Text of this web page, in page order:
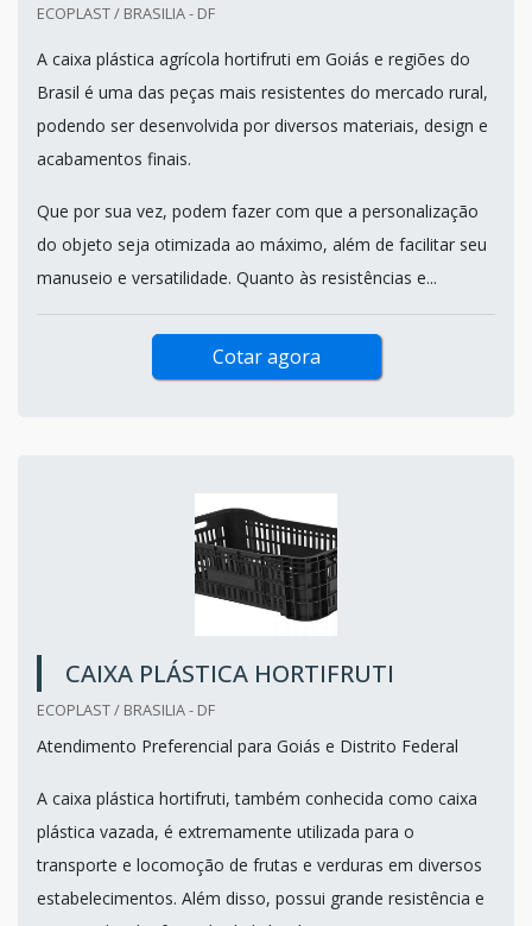
ECOPLAST / BRASILIA - DF
A caixa plástica agrícola hortifruti em Goiás e regiões do
Brasil é uma das peças mais resistentes do mercado rural,
podendo ser desenvolvida por diversos materiais, design e
acabamentos finais.
Que por sua vez, podem fazer com que a personalização
do objeto seja otimizada ao máximo, além de facilitar seu
manuseio e versatilidade. Quanto às resistências e...
Cotar agora
CAIXA PLÁSTICA HORTIFRUTI
ECOPLAST / BRASILIA - DF
Atendimento Preferencial para Goiás e Distrito Federal
A caixa plástica hortifruti, também conhecida como caixa
plástica vazada, é extremamente utilizada para o
transporte e locomoção de frutas e verduras em diversos
estabelecimentos. Além disso, possui grande resistência e